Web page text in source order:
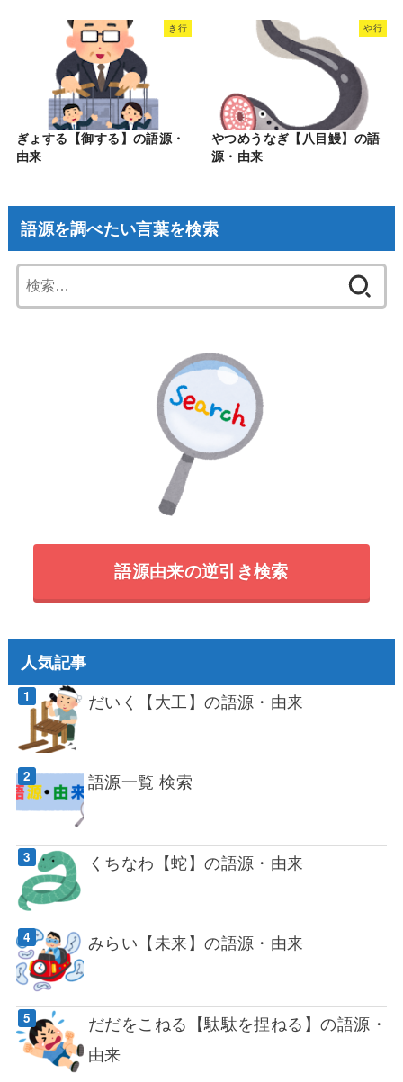
き行
ぎょする【御する】の語源・
由来
や行
やつめうなぎ【八目鰻】の語
源・由来
語源を調べたい言葉を検索
索:
語源由来の逆引き検索
人気記事
だいく【大工】の語源・由来
語源一覧 検索
くちなわ【蛇】の語源・由来
みらい【未来】の語源・由来
だだをこねる【駄駄を捏ねる】の語源・
由来